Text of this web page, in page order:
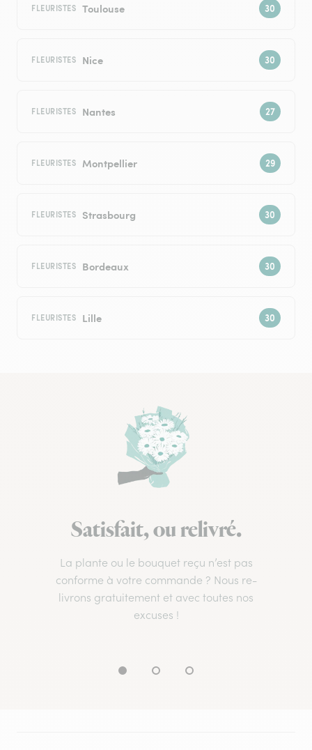
FLEURISTES Toulouse
FLEURISTES Nice
FLEURISTES Nantes
FLEURISTES Montpellier
FLEURISTES Strasbourg
FLEURISTES Bordeaux
FLEURISTES Lille
Satisfait, ou relivré.
La plante ou le bouquet reçu n’est pas
conforme à votre commande ? Nous re-
livrons gratuitement et avec toutes nos
excuses !